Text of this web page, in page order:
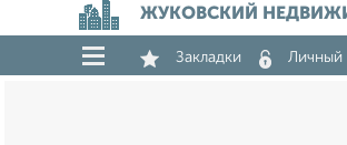
ЖУКОВСКИЙ
Закладки Личный